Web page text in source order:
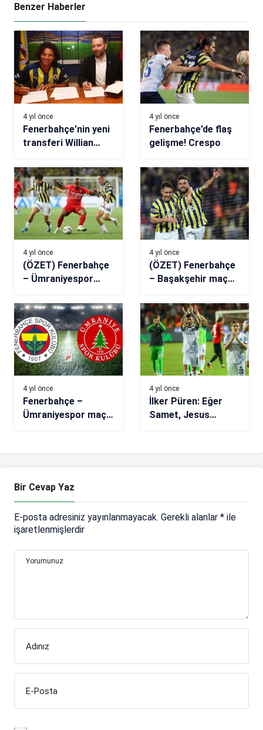
Benzer Haberler
4 yıl önce
Fenerbahçe’nin yeni
transferi Willian
vermeye geldim
4 yıl önce
Fenerbahçe’de flaş
gelişme! Crespo
4 yıl önce
(ÖZET) Fenerbahçe
– Ümraniyespor
4 yıl önce
(ÖZET) Fenerbahçe
– Başakşehir maç
4 yıl önce
Fenerbahçe –
Ümraniyespor maçı
4 yıl önce
İlker Püren: Eğer
Samet, Jesus
Bir Cevap Yaz
E-posta adresiniz yayınlanmayacak. Gerekli alanlar * ile
işaretlenmişlerdir
Yorumunuz
Adınız
E-Posta